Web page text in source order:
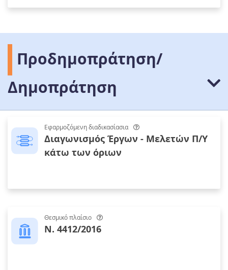
Προδημοπράτηση/
Δημοπράτηση
Εφαρμοζόμενη διαδικασίασια
Διαγωνισμός Έργων - Μελετών Π/Υ
κάτω των όριων
Θεσμικό πλαίσιο
Ν. 4412/2016